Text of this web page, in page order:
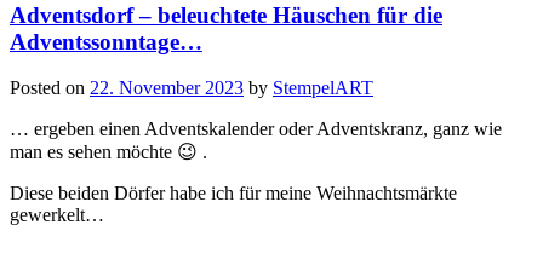
Adventsdorf – beleuchtete Häuschen für die
Adventssonntage…
Posted on 22. November 2023 by StempelART
… ergeben einen Adventskalender oder Adventskranz, ganz wie
man es sehen möchte 😉 .
Diese beiden Dörfer habe ich für meine Weihnachtsmärkte
gewerkelt…